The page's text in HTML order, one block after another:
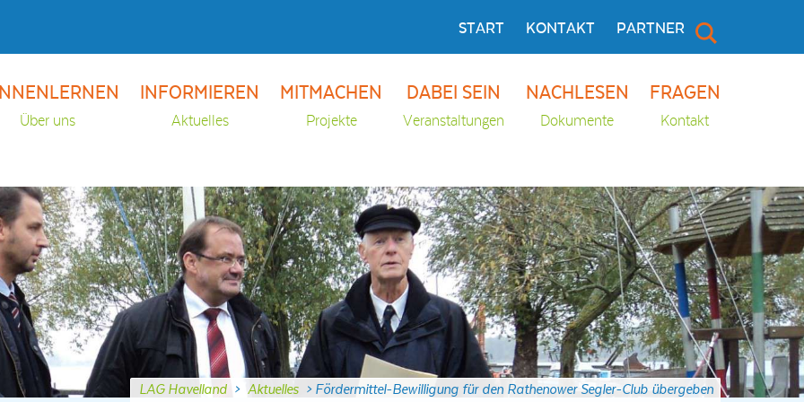
START KONTAKT PARTNER
Über uns
INFORMIEREN
Aktuelles
MITMACHEN
Projekte
DABEI SEIN
Veranstaltungen
NACHLESEN
Dokumente
FRAGEN
Kontakt
LAG Havelland > Aktuelles > Fördermittel-Bewilligung für den Rathenower Segler-Club übergeben